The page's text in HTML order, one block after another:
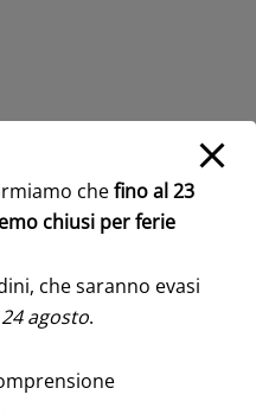
SOTTOVASO POLICARTA
chefino al 23
chiusi per ferie
che saranno evasi
agosto.